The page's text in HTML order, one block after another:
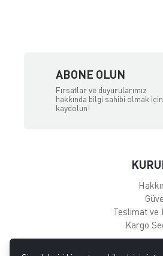
ABONE OLUN
Fırsatlar ve duyurularımız
hakkında bilgi sahibi olmak için
kaydolun!
Teslimat ve
Kargo